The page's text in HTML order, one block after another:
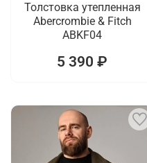
Толстовка утепленная
Abercrombie & Fitch
ABKF04
5 390 ₽